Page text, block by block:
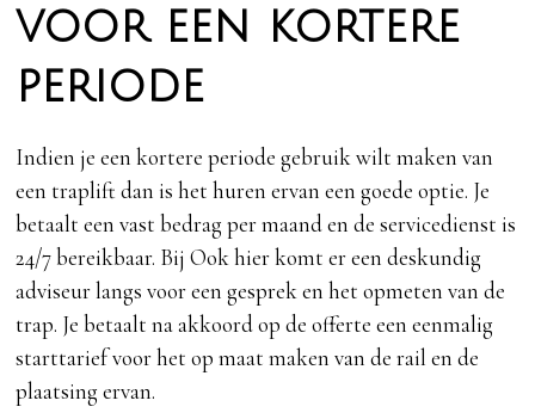
voor een kortere
periode
Indien je een kortere periode gebruik wilt maken van
een traplift dan is het huren ervan een goede optie. Je
betaalt een vast bedrag per maand en de servicedienst is
24/7 bereikbaar. Bij Ook hier komt er een deskundig
adviseur langs voor een gesprek en het opmeten van de
trap. Je betaalt na akkoord op de offerte een eenmalig
starttarief voor het op maat maken van de rail en de
plaatsing ervan.